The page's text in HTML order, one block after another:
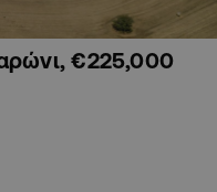
€225,000